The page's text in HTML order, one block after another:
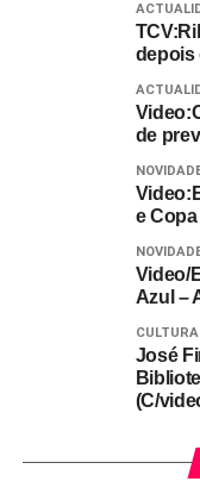
depois
de
e
Video/
Azul –
CULTURA
José
(C/